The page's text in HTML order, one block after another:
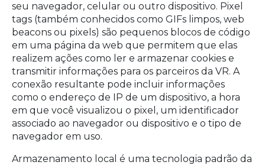
seu navegador, celular ou outro dispositivo. Pixel
tags (também conhecidos como GIFs limpos, web
beacons ou pixels) são pequenos blocos de código
em uma página da web que permitem que elas
realizem ações como ler e armazenar cookies e
transmitir informações para os parceiros da VR. A
conexão resultante pode incluir informações
como o endereço de IP de um dispositivo, a hora
em que você visualizou o pixel, um identificador
associado ao navegador ou dispositivo e o tipo de
navegador em uso.
Armazenamento local é uma tecnologia padrão da